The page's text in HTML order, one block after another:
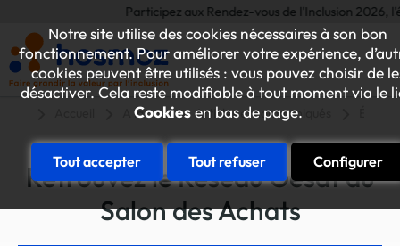
Notre site utilise des cookies nécessaires à son bon
fonctionnement. Pour améliorer votre expérience,
cookies peuvent être utilisés : vous pouvez choisir de
désactiver. Cela reste modifiable à tout moment via le
Cookiesen bas de page.
Tout accepter Tout refuser Configurer
Participez aux Rendez-vous de l'Inclusion 2026,
A la une Articles et communiqués
Retrouvez le Réseau Gesat au
Salon des Achats